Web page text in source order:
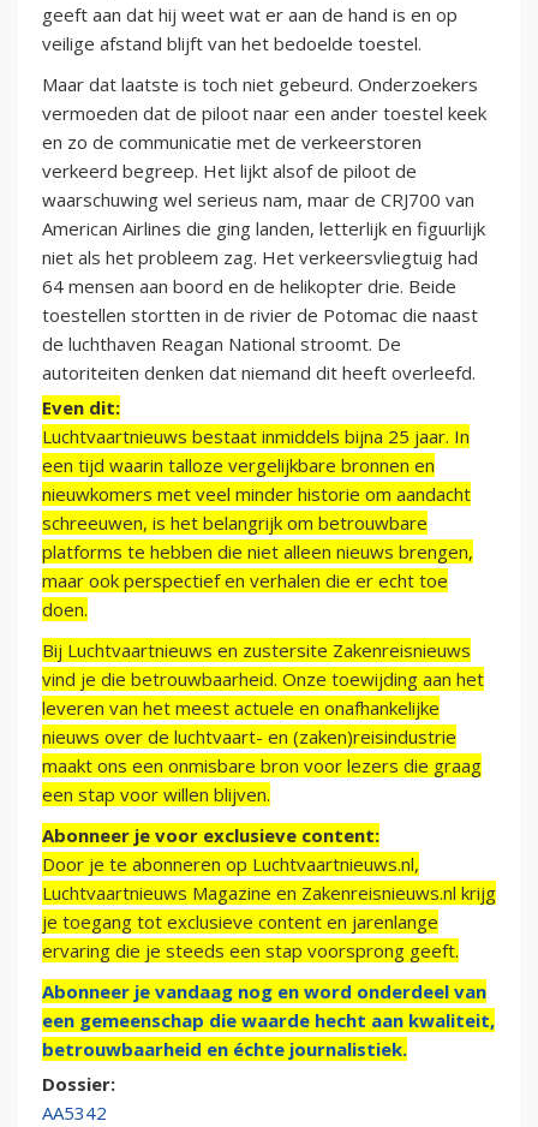
geeft aan dat hij weet wat er aan de hand is en op
veilige afstand blijft van het bedoelde toestel.
Maar dat laatste is toch niet gebeurd. Onderzoekers
vermoeden dat de piloot naar een ander toestel keek
en zo de communicatie met de verkeerstoren
verkeerd begreep. Het lijkt alsof de piloot de
waarschuwing wel serieus nam, maar de CRJ700 van
American Airlines die ging landen, letterlijk en figuurlijk
niet als het probleem zag. Het verkeersvliegtuig had
64 mensen aan boord en de helikopter drie. Beide
toestellen stortten in de rivier de Potomac die naast
de luchthaven Reagan National stroomt. De
autoriteiten denken dat niemand dit heeft overleefd.
Even dit:
Luchtvaartnieuws bestaat inmiddels bijna 25 jaar. In
een tijd waarin talloze vergelijkbare bronnen en
nieuwkomers met veel minder historie om aandacht
schreeuwen, is het belangrijk om betrouwbare
platforms te hebben die niet alleen nieuws brengen,
maar ook perspectief en verhalen die er echt toe
doen.
Bij Luchtvaartnieuws en zustersite Zakenreisnieuws
vind je die betrouwbaarheid. Onze toewijding aan het
leveren van het meest actuele en onafhankelijke
nieuws over de luchtvaart- en (zaken)reisindustrie
maakt ons een onmisbare bron voor lezers die graag
een stap voor willen blijven.
Abonneer je voor exclusieve content:
Door je te abonneren op Luchtvaartnieuws.nl,
Luchtvaartnieuws Magazine en Zakenreisnieuws.nl krijg
je toegang tot exclusieve content en jarenlange
ervaring die je steeds een stap voorsprong geeft.
Abonneer je vandaag nog en word onderdeel van
een gemeenschap die waarde hecht aan kwaliteit,
betrouwbaarheid en échte journalistiek.
Dossier:
AA5342